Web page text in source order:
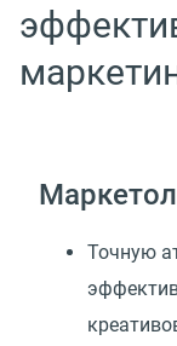
Точную